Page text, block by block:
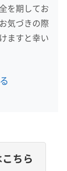
弘前市
鰺ヶ沢町
田町
を期してお
気づきの際
ますと幸い
ちら